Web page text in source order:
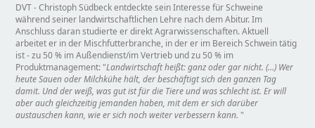
DVT - Christoph Südbeck entdeckte sein Interesse für Schweine
während seiner landwirtschaftlichen Lehre nach dem Abitur. Im
Anschluss daran studierte er direkt Agrarwissenschaften. Aktuell
arbeitet er in der Mischfutterbranche, in der er im Bereich Schwein tätig
ist - zu 50 % im Außendienst/im Vertrieb und zu 50 % im
Produktmanagement: Landwirtschaft heißt: ganz oder gar nicht. (…) Wer
heute Sauen oder Milchkühe hält, der beschäftigt sich den ganzen Tag
damit. Und der weiß, was gut ist für die Tiere und was schlecht ist. Er will
aber auch gleichzeitig jemanden haben, mit dem er sich darüber
austauschen kann, wie er sich noch weiter verbessern kann.